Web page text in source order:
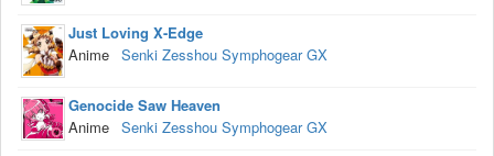
Just Loving X-Edge
Anime Senki Zesshou Symphogear GX
Genocide Saw Heaven
Anime Senki Zesshou Symphogear GX